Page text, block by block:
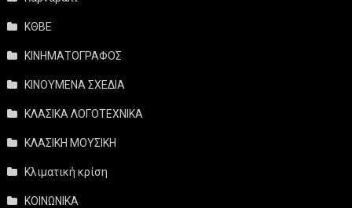
ΚΘΒΕ
ΚΙΝΗΜΑΤΟΓΡΑΦΟΣ
ΚΙΝΟΥΜΕΝΑ ΣΧΕΔΙΑ
ΚΛΑΣΙΚΑ ΛΟΓΟΤΕΧΝΙΚΑ
ΚΛΑΣΙΚΗ ΜΟΥΣΙΚΗ
Κλιματική κρίση
ΚΟΙΝΩΝΙΚΑ